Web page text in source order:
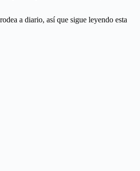
a diario, así que sigue leyendo esta